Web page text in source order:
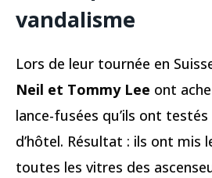
vandalisme
Lors de leur tournée en
Neil et Tommy Lee ont
lance-fusées qu’ils ont
d’hôtel. Résultat : ils ont mis
toutes les vitres des